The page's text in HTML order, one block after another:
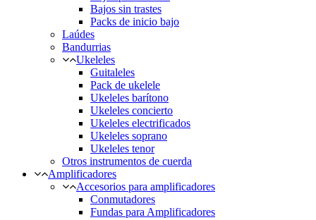
Bajos sin trastes
Packs de inicio bajo
Laúdes
Bandurrias
Ukeleles
Guitaleles
Pack de ukelele
Ukeleles barítono
Ukeleles concierto
Ukeleles electrificados
Ukeleles soprano
Ukeleles tenor
Otros instrumentos de cuerda
Amplificadores
Accesorios para amplificadores
Conmutadores
Fundas para Amplificadores